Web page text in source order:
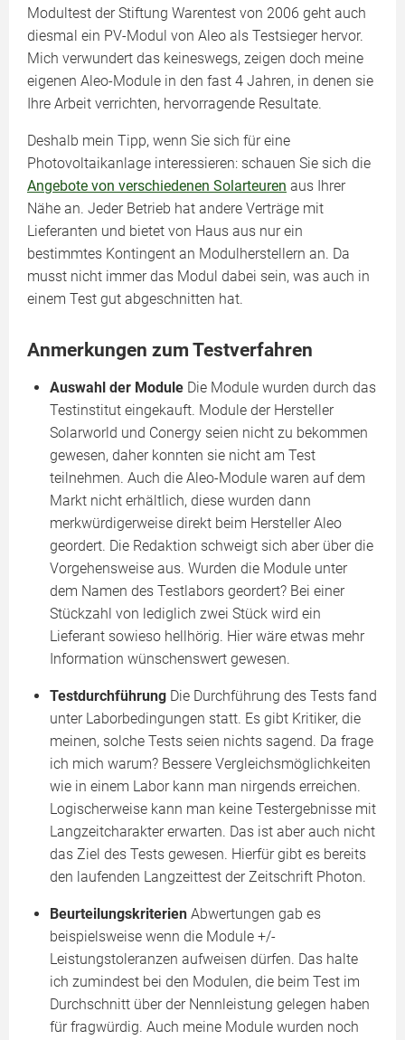
Modultest der Stiftung Warentest von 2006 geht auch
diesmal ein PV-Modul von Aleo als Testsieger hervor.
Mich verwundert das keineswegs, zeigen doch meine
eigenen Aleo-Module in den fast 4 Jahren, in denen sie
Ihre Arbeit verrichten, hervorragende Resultate.
Deshalb mein Tipp, wenn Sie sich für eine
Photovoltaikanlage interessieren: schauen Sie sich die
Angebote von verschiedenen Solarteuren aus Ihrer
Nähe an. Jeder Betrieb hat andere Verträge mit
Lieferanten und bietet von Haus aus nur ein
bestimmtes Kontingent an Modulherstellern an. Da
musst nicht immer das Modul dabei sein, was auch in
einem Test gut abgeschnitten hat.
Anmerkungen zum Testverfahren
Auswahl der Module Die Module wurden durch das
Testinstitut eingekauft. Module der Hersteller
Solarworld und Conergy seien nicht zu bekommen
gewesen, daher konnten sie nicht am Test
teilnehmen. Auch die Aleo-Module waren auf dem
Markt nicht erhältlich, diese wurden dann
merkwürdigerweise direkt beim Hersteller Aleo
geordert. Die Redaktion schweigt sich aber über die
Vorgehensweise aus. Wurden die Module unter
dem Namen des Testlabors geordert? Bei einer
Stückzahl von lediglich zwei Stück wird ein
Lieferant sowieso hellhörig. Hier wäre etwas mehr
Information wünschenswert gewesen.
Testdurchführung Die Durchführung des Tests fand
unter Laborbedingungen statt. Es gibt Kritiker, die
meinen, solche Tests seien nichts sagend. Da frage
ich mich warum? Bessere Vergleichsmöglichkeiten
wie in einem Labor kann man nirgends erreichen.
Logischerweise kann man keine Testergebnisse mit
Langzeitcharakter erwarten. Das ist aber auch nicht
das Ziel des Tests gewesen. Hierfür gibt es bereits
den laufenden Langzeittest der Zeitschrift Photon.
Beurteilungskriterien Abwertungen gab es
beispielsweise wenn die Module +/-
Leistungstoleranzen aufweisen dürfen. Das halte
ich zumindest bei den Modulen, die beim Test im
Durchschnitt über der Nennleistung gelegen haben
für fragwürdig. Auch meine Module wurden noch